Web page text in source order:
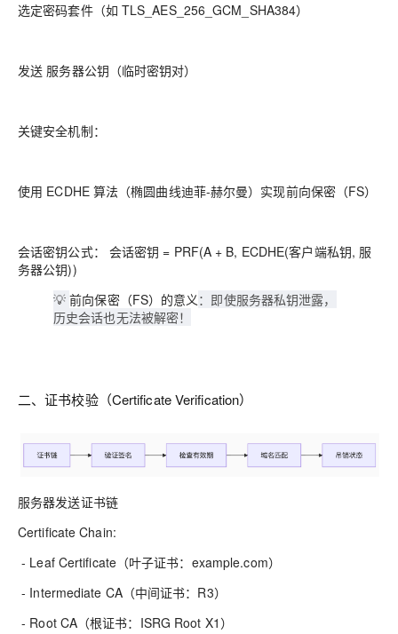
选定密码套件（如 TLS_AES_256_GCM_SHA384）
发送 服务器公钥（临时密钥对）
关键安全机制：
使用 ECDHE 算法（椭圆曲线迪菲-赫尔曼）实现前向保密（FS）
会话密钥公式： 会话密钥 = PRF(A + B, ECDHE(客户端私钥, 服
务器公钥))
💡前向保密（FS）的意义：即使服务器私钥泄露，
历史会话也无法被解密！
二、证书校验（Certificate Verification）
服务器发送证书链
Certificate Chain:
- Leaf Certificate（叶子证书：example.com）
- Intermediate CA（中间证书：R3）
- Root CA（根证书：ISRG Root X1）